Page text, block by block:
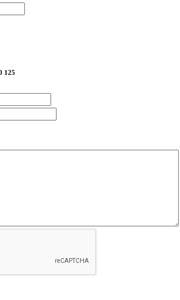
125